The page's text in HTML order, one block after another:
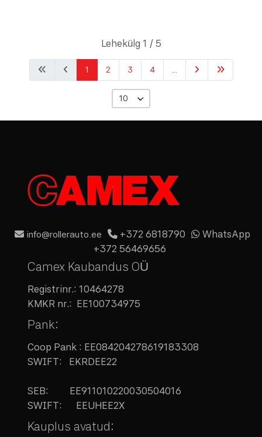
Lehekülg 1 / 5
1 2 3 4
10
info@rollerauto.ee +372 6818790
WhatsApp
+372 56469656
Camex Kaubandus OÜ
Registrinr.: 10464278
KMKR nr.: EE100734975
Pank:
Coop Pank : EE084204278619183308
SWIFT: EKRDEE22
SEB: EE911010220030504016
SWIFT: EEUHEE2X
Kauplus avatud: